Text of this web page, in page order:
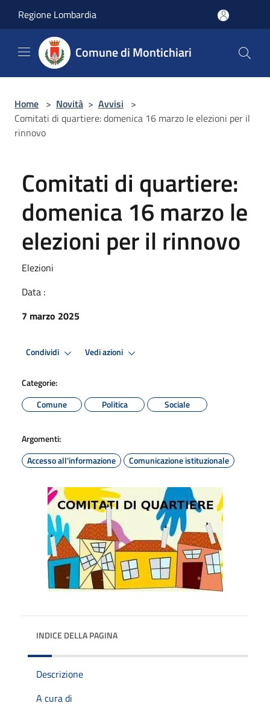
Regione Lombardia
Comune di Montichiari
Home > Novità > Avvisi >
Comitati di quartiere: domenica 16 marzo le elezioni per il
rinnovo
Comitati di quartiere:
domenica 16 marzo le
elezioni per il rinnovo
Elezioni
Data :
7 marzo 2025
Condividi Vedi azioni
Categorie:
Comune
Politica Sociale
Argomenti:
Accesso all'informazione
Comunicazione istituzionale
INDICE DELLA PAGINA
Descrizione
A cura di